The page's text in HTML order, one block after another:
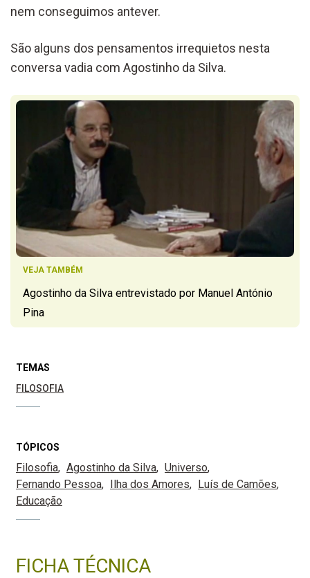
nem conseguimos antever.
São alguns dos pensamentos irrequietos nesta
conversa vadia com Agostinho da Silva.
VEJA TAMBÉM
Agostinho da Silva entrevistado por Manuel António
Pina
TEMAS
FILOSOFIA
TÓPICOS
Filosofia Agostinho da Silva
Universo
Fernando Pessoa
Ilha dos Amores
Luís de Camões
Educação
FICHA TÉCNICA